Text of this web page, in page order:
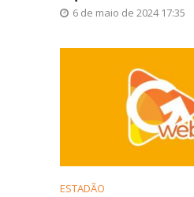
6 de maio de 2024 17:35
ESTADÃO